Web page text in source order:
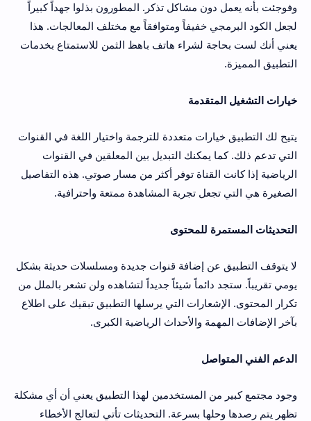
وفوجئت بأنه يعمل دون مشاكل تذكر. المطورون بذلوا جهداً كبيراً
لجعل الكود البرمجي خفيفاً ومتوافقاً مع مختلف المعالجات. هذا
يعني أنك لست بحاجة لشراء هاتف باهظ الثمن للاستمتاع بخدمات
التطبيق المميزة.
خيارات التشغيل المتقدمة
يتيح لك التطبيق خيارات متعددة للترجمة واختيار اللغة في القنوات
التي تدعم ذلك. كما يمكنك التبديل بين المعلقين في القنوات
الرياضية إذا كانت القناة توفر أكثر من مسار صوتي. هذه التفاصيل
الصغيرة هي التي تجعل تجربة المشاهدة ممتعة واحترافية.
التحديثات المستمرة للمحتوى
لا يتوقف التطبيق عن إضافة قنوات جديدة ومسلسلات حديثة بشكل
يومي تقريباً. ستجد دائماً شيئاً جديداً لتشاهده ولن تشعر بالملل من
تكرار المحتوى. الإشعارات التي يرسلها التطبيق تبقيك على اطلاع
بآخر الإضافات المهمة والأحداث الرياضية الكبرى.
الدعم الفني المتواصل
وجود مجتمع كبير من المستخدمين لهذا التطبيق يعني أن أي مشكلة
تظهر يتم رصدها وحلها بسرعة. التحديثات تأتي لتعالج الأخطاء